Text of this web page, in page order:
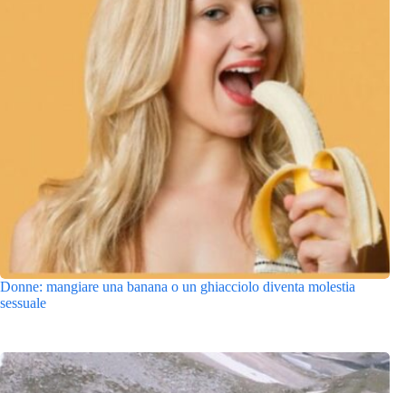
Donne: mangiare una banana o un ghiacciolo diventa molestia
sessuale